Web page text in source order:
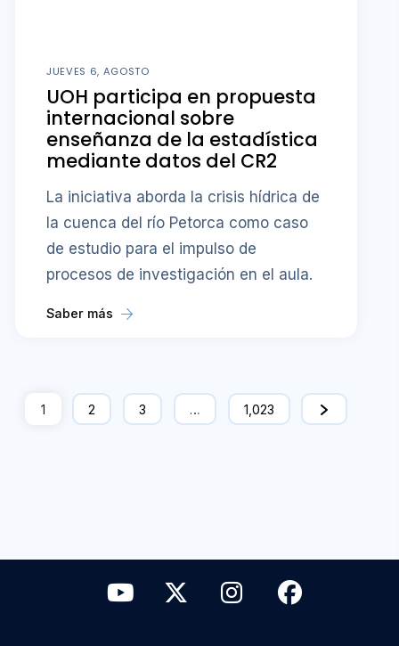
JUEVES 6, AGOSTO
UOH participa en propuesta
internacional sobre
enseñanza de la estadística
mediante datos del CR2
La iniciativa aborda la crisis hídrica de
la cuenca del río Petorca como caso
de estudio para el impulso de
procesos de investigación en el aula.
Saber más
1 2 3 … 1,023